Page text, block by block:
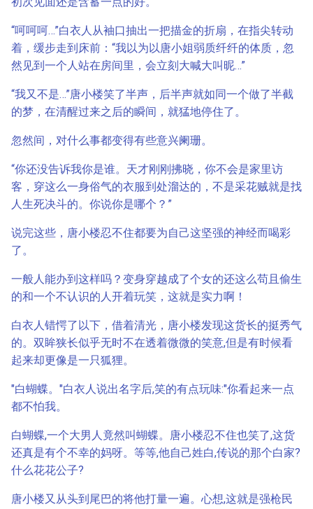
“呵呵呵…”白衣人从袖口抽出一把描金的折扇，在指尖转动
着，缓步走到床前：“我以为以唐小姐弱质纤纤的体质，忽
然见到一个人站在房间里，会立刻大喊大叫昵…”
“我又不是…”唐小楼笑了半声，后半声就如同一个做了半截
的梦，在清醒过来之后的瞬间，就猛地停住了。
忽然间，对什么事都变得有些意兴阑珊。
“你还没告诉我你是谁。天才刚刚拂晓，你不会是家里访
客，穿这么一身俗气的衣服到处溜达的，不是采花贼就是找
人生死决斗的。你说你是哪个？”
说完这些，唐小楼忍不住都要为自己这坚强的神经而喝彩
了。
一般人能办到这样吗？变身穿越成了个女的还这么苟且偷生
的和一个不认识的人开着玩笑，这就是实力啊！
白衣人错愕了以下，借着清光，唐小楼发现这货长的挺秀气
的。双眸狭长似乎无时不在透着微微的笑意,但是有时候看
起来却更像是一只狐狸。
"白蝴蝶。"白衣人说出名字后,笑的有点玩味:"你看起来一点
都不怕我。
白蝴蝶,一个大男人竟然叫蝴蝶。唐小楼忍不住也笑了,这货
还真是有个不幸的妈呀。等等,他自己姓白,传说的那个白家?
什么花花公子?
唐小楼又从头到尾巴的将他打量一遍。心想,这就是强枪民